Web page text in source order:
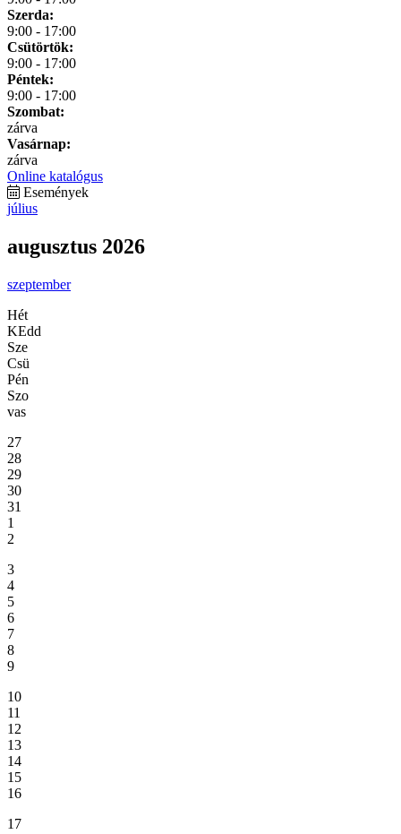
Szerda:
9:00 - 17:00
Csütörtök:
9:00 - 17:00
Péntek:
9:00 - 17:00
Szombat:
zárva
Vasárnap:
zárva
Online katalógus
Események
július
augusztus 2026
szeptember
Hét
KEdd
Sze
Csü
Pén
Szo
vas
27
28
29
30
31
1
2
3
4
5
6
7
8
9
10
11
12
13
14
15
16
17